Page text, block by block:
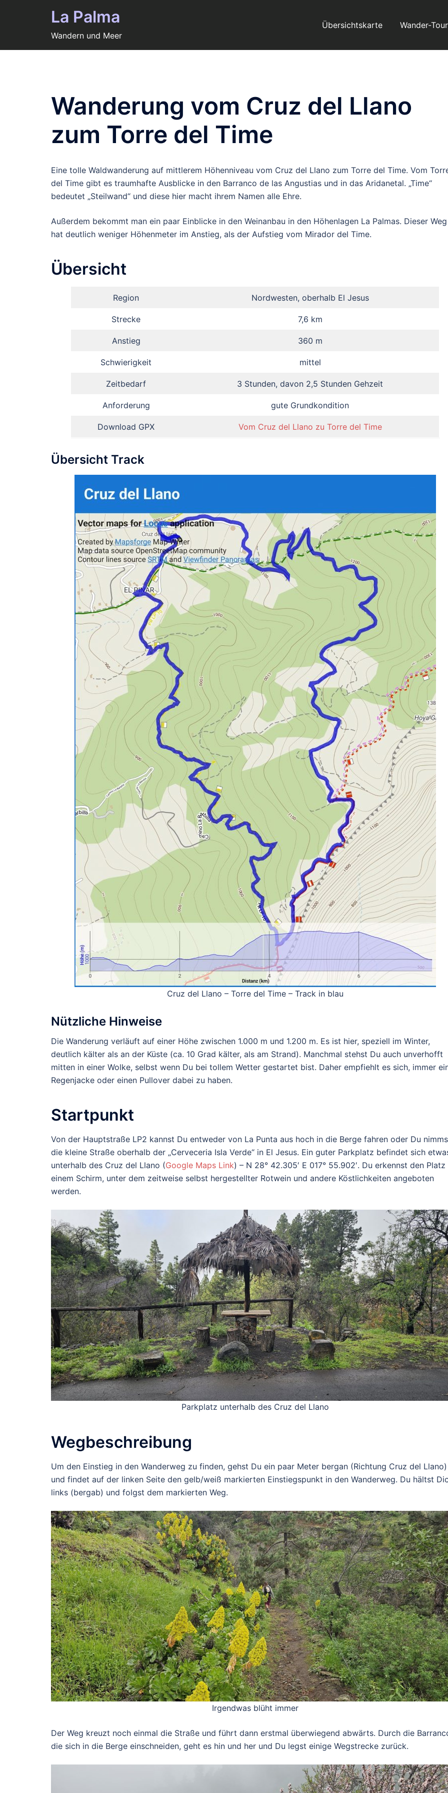
La Palma
Wandern und Meer
Übersichtskarte Wander-
Wanderung vom Cruz del Llano
zum Torre del Time
Eine tolle Waldwanderung auf mittlerem Höhenniveau vom Cruz del Llano zum Torre del Time. Vom
del Time gibt es traumhafte Ausblicke in den Barranco de las Angustias und in das Aridanetal. „Time“
bedeutet „Steilwand“ und diese hier macht ihrem Namen alle Ehre.
Außerdem bekommt man ein paar Einblicke in den Weinanbau in den Höhenlagen La Palmas. Dieser Weg
hat deutlich weniger Höhenmeter im Anstieg, als der Aufstieg vom Mirador del Time.
Übersicht
Region Nordwesten, oberhalb El Jesus
Strecke 7,6 km
Anstieg 360 m
Schwierigkeit mittel
Zeitbedarf 3 Stunden, davon 2,5 Stunden Gehzeit
Anforderung gute Grundkondition
Download GPX Vom Cruz del Llano zu Torre del Time
Übersicht Track
Cruz del Llano – Torre del Time – Track in blau
Nützliche Hinweise
Die Wanderung verläuft auf einer Höhe zwischen 1.000 m und 1.200 m. Es ist hier, speziell im Winter,
deutlich kälter als an der Küste (ca. 10 Grad kälter, als am Strand). Manchmal stehst Du auch unverhofft
mitten in einer Wolke, selbst wenn Du bei tollem Wetter gestartet bist. Daher empfiehlt es sich, immer
Regenjacke oder einen Pullover dabei zu haben.
Startpunkt
Von der Hauptstraße LP2 kannst Du entweder von La Punta aus hoch in die Berge fahren oder Du
die kleine Straße oberhalb der „Cerveceria Isla Verde“ in El Jesus. Ein guter Parkplatz befindet sich
unterhalb des Cruz del Llano (Google Maps Link) – N 28° 42.305′ E 017° 55.902′. Du erkennst den Platz
einem Schirm, unter dem zeitweise selbst hergestellter Rotwein und andere Köstlichkeiten angeboten
werden.
Parkplatz unterhalb des Cruz del Llano
Wegbeschreibung
Um den Einstieg in den Wanderweg zu finden, gehst Du ein paar Meter bergan (Richtung Cruz del Llano)
und findet auf der linken Seite den gelb/weiß markierten Einstiegspunkt in den Wanderweg. Du hältst
links (bergab) und folgst dem markierten Weg.
Irgendwas blüht immer
Der Weg kreuzt noch einmal die Straße und führt dann erstmal überwiegend abwärts. Durch die
die sich in die Berge einschneiden, geht es hin und her und Du legst einige Wegstrecke zurück.